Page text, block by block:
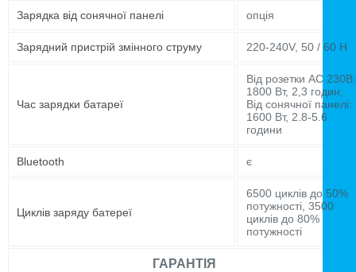
Зарядка від сонячної панелі опція
Зарядний пристрій змінного струму 220-240V, 50 / 60 H
Час зарядки батареї
Від розетки AC 230В:
1800 Вт, 2,3 годин;
Від сонячної панелі:
1600 Вт, 2.8-5.6
години
Bluetooth є
Циклів заряду батереї
6500 циклів до 50%
потужності, 3500
циклів до 80%
потужності
ГАРАНТІЯ